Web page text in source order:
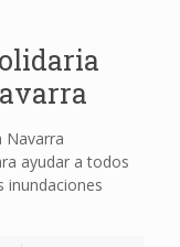
Navarra
ayudar a todos
inundaciones